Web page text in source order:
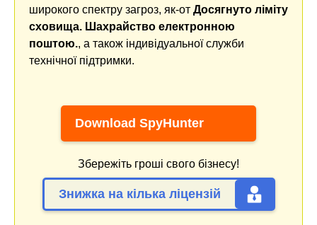
широкого спектру загроз, як-от Досягнуто ліміту
сховища. Шахрайство електронною
поштою., а також індивідуальної служби
технічної підтримки.
Download SpyHunter
Збережіть гроші свого бізнесу!
Знижка на кілька ліцензій